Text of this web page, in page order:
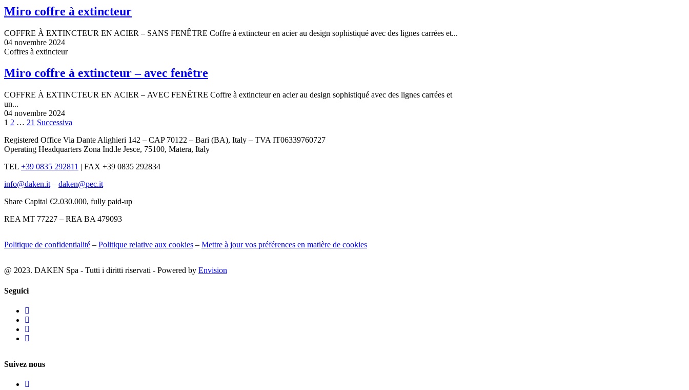
Miro coffre à extincteur
COFFRE À EXTINCTEUR EN ACIER – SANS FENÊTRE Coffre à extincteur en acier au design sophistiqué avec des lignes carrées et...
04 novembre 2024
Coffres à extincteur
Miro coffre à extincteur – avec fenêtre
COFFRE À EXTINCTEUR EN ACIER – AVEC FENÊTRE Coffre à extincteur en acier au design sophistiqué avec des lignes carrées et
un...
04 novembre 2024
Pagination
des
publications
Pagina
1 Pagina
2 … Pagina
21 Successiva
Registered Office Via Dante Alighieri 142 – CAP 70122 – Bari (BA), Italy – TVA IT06339760727
Operating Headquarters Zona Ind.le Jesce, 75100, Matera, Italy
TEL +39 0835 292811 | FAX +39 0835 292834
info@daken.it – daken@pec.it
Share Capital €2.030.000, fully paid-up
REA MT 77227 – REA BA 479093
Politique de confidentialité – Politique relative aux cookies – Mettre à jour vos préférences en matière de cookies
@ 2023. DAKEN Spa - Tutti i diritti riservati - Powered by Envision
Seguici
Suivez nous